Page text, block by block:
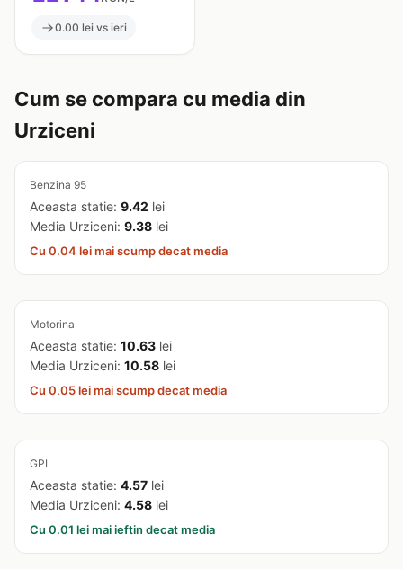
0.00 lei vs ieri
Cum se compara cu media din
Urziceni
Benzina 95
Aceasta statie: 9.42 lei
Media Urziceni: 9.38 lei
Cu 0.04 lei mai scump decat media
Motorina
Aceasta statie: 10.63 lei
Media Urziceni: 10.58 lei
Cu 0.05 lei mai scump decat media
GPL
Aceasta statie: 4.57 lei
Media Urziceni: 4.58 lei
Cu 0.01 lei mai ieftin decat media